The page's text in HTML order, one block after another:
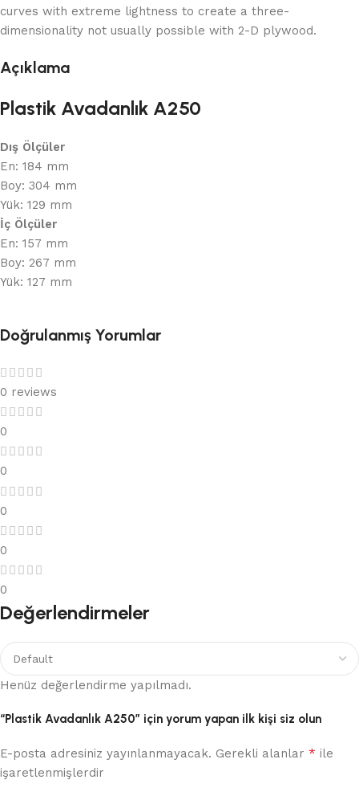
curves with extreme lightness to create a three-
dimensionality not usually possible with 2-D plywood.
Açıklama
Plastik Avadanlık A250
Dış Ölçüler
En: 184 mm
Boy: 304 mm
Yük: 129 mm
İç Ölçüler
En: 157 mm
Boy: 267 mm
Yük: 127 mm
Doğrulanmış Yorumlar
0 reviews
0
0
0
0
0
Değerlendirmeler
Henüz değerlendirme yapılmadı.
“Plastik Avadanlık A250” için yorum yapan ilk kişi siz olun
E-posta adresiniz yayınlanmayacak. Gerekli alanlar * ile
işaretlenmişlerdir